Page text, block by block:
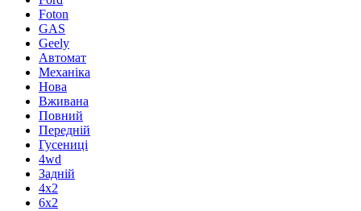
Foton
GAS
Geely
Автомат
Механіка
Нова
Вживана
Повний
Передній
Гусениці
4wd
Задній
4х2
6х2